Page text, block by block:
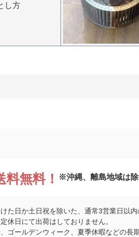
し方
料無料！ ※沖縄、離島地域は除
た日か土日祝を除いた、通常3営業日以内
休日にて出荷はしておりません。
ゴールデンウィーク、夏季休暇などの長